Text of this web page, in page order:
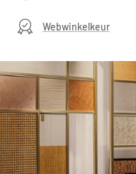
Webwinkelkeur